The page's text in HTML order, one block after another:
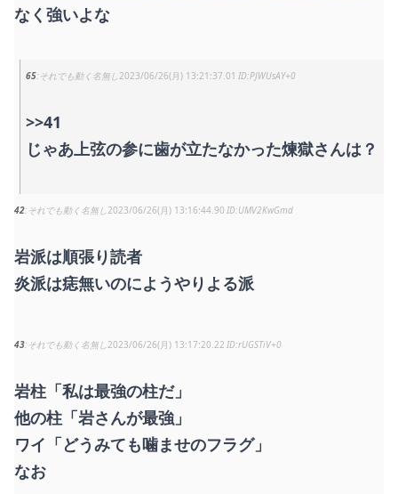
なく強いよな
65 それでも動く名無し2023/06/26(月) 13:21:37.01 PJWUsAY+0
>>41
じゃあ上弦の参に歯が立たなかった煉獄さんは？
42 それでも動く名無し2023/06/26(月) 13:16:44.90 UMV2KwGmd
岩派は順張り読者
炎派は痣無いのにようやりよる派
43 それでも動く名無し2023/06/26(月) 13:17:20.22 rUGSTiV+0
岩柱「私は最強の柱だ」
他の柱「岩さんが最強」
ワイ「どうみても噛ませのフラグ」
なお